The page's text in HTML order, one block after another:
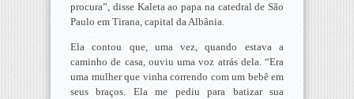
procura”, disse Kaleta ao papa na catedral de São
Paulo em Tirana, capital da Albânia.
Ela contou que, uma vez, quando estava a
caminho de casa, ouviu uma voz atrás dela. “Era
uma mulher que vinha correndo com um bebê em
seus braços. Ela me pediu para batizar sua